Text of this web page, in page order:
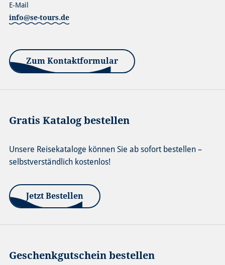
info@se-tours.de
E-Mail
Zum Kontaktformular
Gratis Katalog bestellen
Unsere Reisekataloge können Sie ab sofort bestellen –
selbstverständlich kostenlos!
Jetzt Bestellen
Geschenkgutschein bestellen